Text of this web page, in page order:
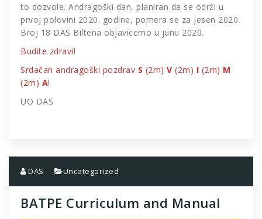
to dozvole. Andragoški dan, planiran da se održi u
prvoj polovini 2020. godine, pomera se za jesen 2020.
Broj 18 DAS Biltena objavicemo u junu 2020.
Budite zdravi!
Srdačan andragoški pozdrav S (2m) V (2m) I (2m) M
(2m) A!
UO DAS
DAS Uncategorized
BATPE Curriculum and Manual